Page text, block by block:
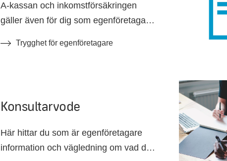
A-kassan och inkomstförsäkringen
gäller även för dig som egenföretagare.
arbetslöshet och om du skulle bli sjuk.
Trygghet för egenföretagare
Konsultarvode
Här hittar du som är egenföretagare
information och vägledning om vad du